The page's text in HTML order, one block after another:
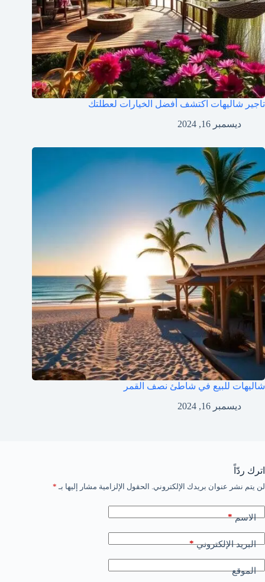
تاجير شاليهات اكتشف أفضل الخيارات لعطلتك
ديسمبر 16, 2024
شاليهات للبيع في شاطئ نصف القمر
ديسمبر 16, 2024
اترك ردّاً
لن يتم نشر عنوان بريدك الإلكتروني. الحقول الإلزامية مشار إليها بـ *
الاسم*
البريد الإلكتروني*
الموقع